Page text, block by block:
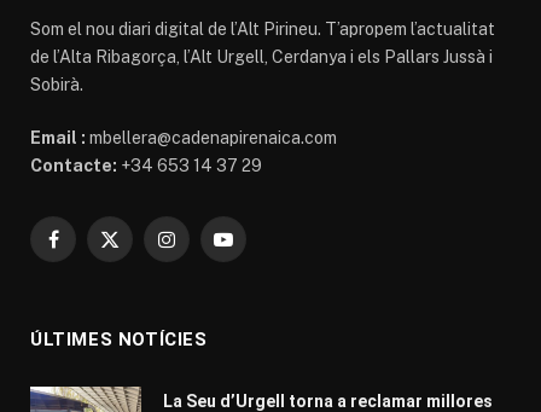
Som el nou diari digital de l’Alt Pirineu. T’apropem l’actualitat
de l’Alta Ribagorça, l’Alt Urgell, Cerdanya i els Pallars Jussà i
Sobirà.
Email : mbellera@cadenapirenaica.com
Contacte: +34 653 14 37 29
Facebook
X
InstagramYouTube
ÚLTIMES NOTÍCIES
La Seu d’Urgell torna a reclamar millores